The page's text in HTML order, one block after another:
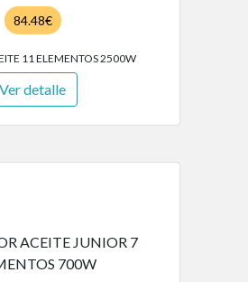
84.48€
11 ELEMENTOS 2500W
Ver detalle